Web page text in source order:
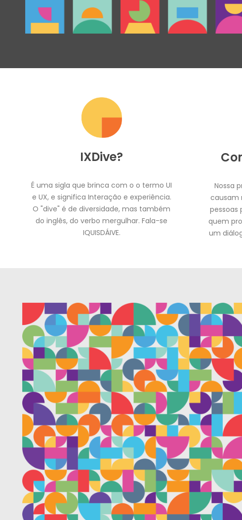
IXDive?
É uma sigla que brinca com o o termo UI
e UX, e significa Interação e experiência.
O "dive" é de diversidade, mas também
do inglês, do verbo mergulhar. Fala-se
IQUISDÁIVE.
Nossa
causam
pessoas
quem
um